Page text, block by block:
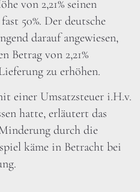
von 2,21% seinen
50%. Der deutsche
darauf angewiesen,
Betrag von 2,21%
zu erhöhen.
einer Umsatzsteuer i.H.v.
hatte, erläutert das
durch die
käme in Betracht bei